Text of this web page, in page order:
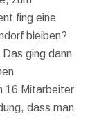
fing eine
bleiben?
ging dann
16 Mitarbeiter
dass man